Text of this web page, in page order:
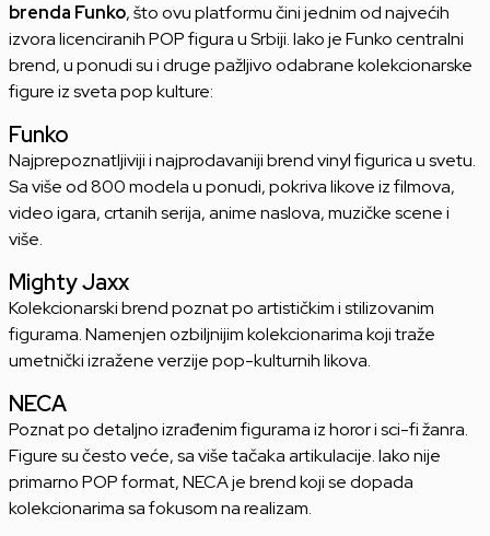
brenda Funko, što ovu platformu čini jednim od najvećih
izvora licenciranih POP figura u Srbiji. Iako je Funko centralni
brend, u ponudi su i druge pažljivo odabrane kolekcionarske
figure iz sveta pop kulture:
Funko
Najprepoznatljiviji i najprodavaniji brend vinyl figurica u svetu.
Sa više od 800 modela u ponudi, pokriva likove iz filmova,
video igara, crtanih serija, anime naslova, muzičke scene i
više.
Mighty Jaxx
Kolekcionarski brend poznat po artističkim i stilizovanim
figurama. Namenjen ozbiljnijim kolekcionarima koji traže
umetnički izražene verzije pop-kulturnih likova.
NECA
Poznat po detaljno izrađenim figurama iz horor i sci-fi žanra.
Figure su često veće, sa više tačaka artikulacije. Iako nije
primarno POP format, NECA je brend koji se dopada
kolekcionarima sa fokusom na realizam.